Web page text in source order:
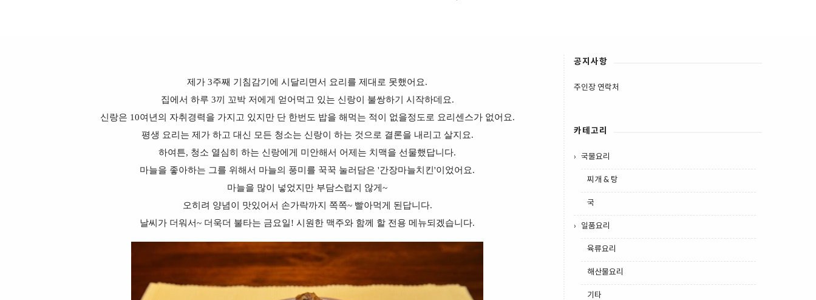
제가 3주째 기침감기에 시달리면서 요리를 제대로 못했어요.
집에서 하루 3끼 꼬박 저에게 얻어먹고 있는 신랑이 불쌍하기 시작하데요.
신랑은 10여년의 자취경력을 가지고 있지만 단 한번도 밥을 해먹는 적이 없을정도로 요리센스가 없어요.
평생 요리는 제가 하고 대신 모든 청소는 신랑이 하는 것으로 결론을 내리고 살지요.
하여튼, 청소 열심히 하는 신랑에게 미안해서 어제는 치맥을 선물했답니다.
마늘을 좋아하는 그를 위해서 마늘의 풍미를 꾹꾹 눌러담은 '간장마늘치킨'이었어요.
마늘을 많이 넣었지만 부담스럽지 않게~
오히려 양념이 맛있어서 손가락까지 쪽쪽~ 빨아먹게 된답니다.
날씨가 더워서~ 더욱더 불타는 금요일! 시원한 맥주와 함께 할 전용 메뉴되겠습니다.
공지사항
주인장 연락처
카테고리
국물요리
찌개 & 탕
국
일품요리
육류요리
해산물요리
기타